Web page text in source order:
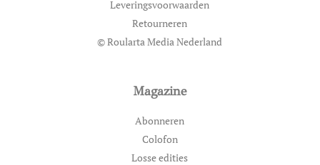
Leveringsvoorwaarden
Retourneren
© Roularta Media Nederland
Magazine
Abonneren
Colofon
Losse edities